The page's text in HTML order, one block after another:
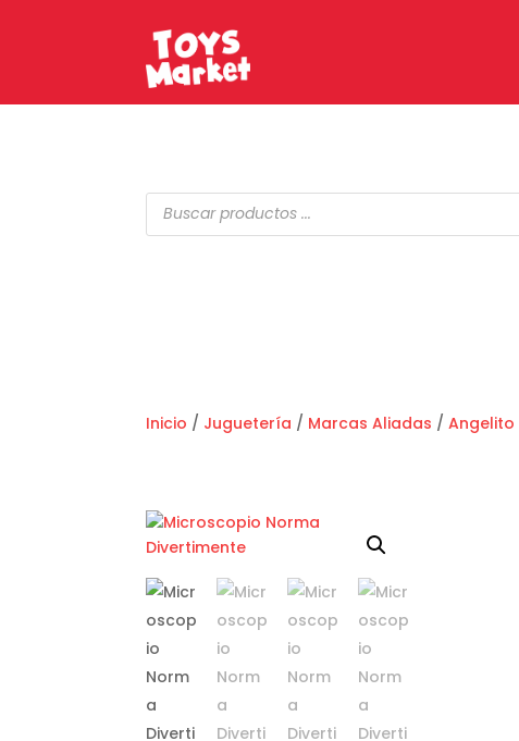
Búsqueda
de
productos
Inicio / Juguetería / Marcas Aliadas /Angelito